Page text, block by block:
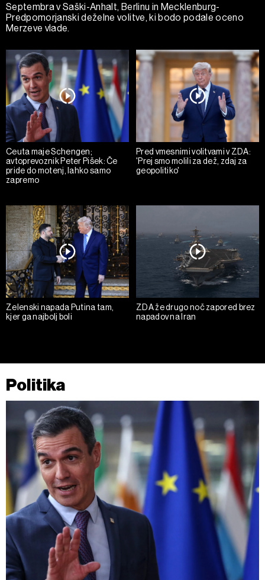
Septembra v Saški-Anhalt, Berlinu in Mecklenburg-
Predpomorjanski deželne volitve, ki bodo podale oceno
Merzeve vlade.
Ceuta maje Schengen;
avtoprevoznik Peter Pišek: Če
pride do motenj, lahko samo
zapremo
Pred vmesnimi volitvami v ZDA:
'Prej smo molili za dež, zdaj za
geopolitiko'
Zelenski napada Putina tam,
kjer ga najbolj boli
ZDA že drugo noč zapored brez
napadov na Iran
Politika